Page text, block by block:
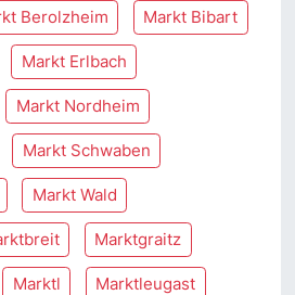
Berolzheim Markt Bibart
Markt Erlbach
Markt Nordheim
Markt Schwaben
Markt Wald
Marktgraitz
Marktl Marktleugast